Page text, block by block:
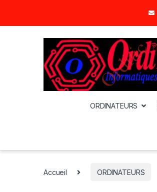
ORDINATEURS
Accueil ORDINATEURS